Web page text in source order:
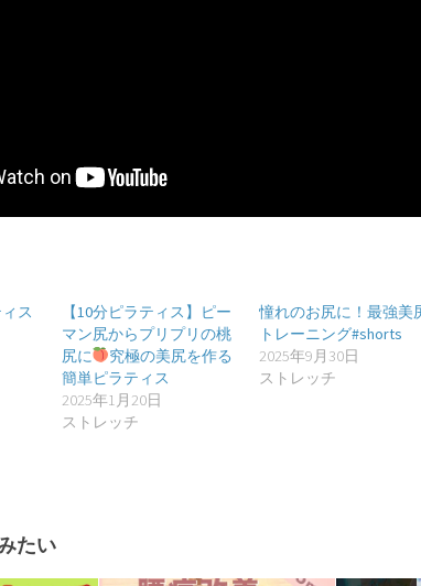
ス
【10分ピラティス】ピー
マン尻からプリプリの桃
尻に
究極の美尻を作る
簡単ピラティス
2025年1月20日
ストレッチ
憧れのお尻に！最強美
トレーニング#shorts
2025年9月30日
ストレッチ
たい